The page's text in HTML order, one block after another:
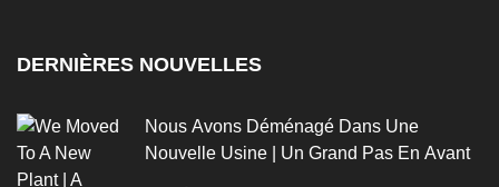
DERNIÈRES NOUVELLES
Nous Avons Déménagé Dans Une
Nouvelle Usine | Un Grand Pas En Avant